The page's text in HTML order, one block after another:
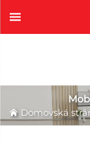
Domovská